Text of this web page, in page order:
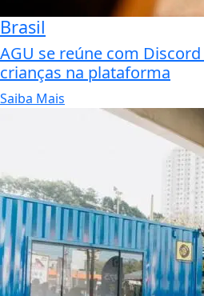
Brasil
AGU se reúne com
crianças na plataforma
Saiba Mais